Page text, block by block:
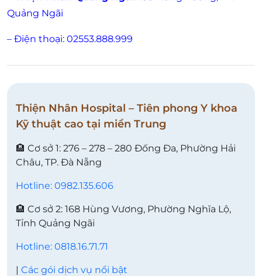
Quảng Ngãi
– Điện thoại: 02553.888.999
Thiện Nhân Hospital – Tiên phong Y khoa
Kỹ thuật cao tại miền Trung
🏨 Cơ sở 1: 276 – 278 – 280 Đống Đa, Phường Hải
Châu, TP. Đà Nẵng
Hotline: 0982.135.606
🏨 Cơ sở 2: 168 Hùng Vương, Phường Nghĩa Lộ,
Tỉnh Quảng Ngãi
Hotline: 0818.16.71.71
| Các gói dịch vụ nổi bật